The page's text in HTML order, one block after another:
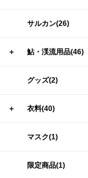
サルカン(26)
＋ 鮎・渓流用品(46)
グッズ(2)
＋ 衣料(40)
マスク(1)
限定商品(1)